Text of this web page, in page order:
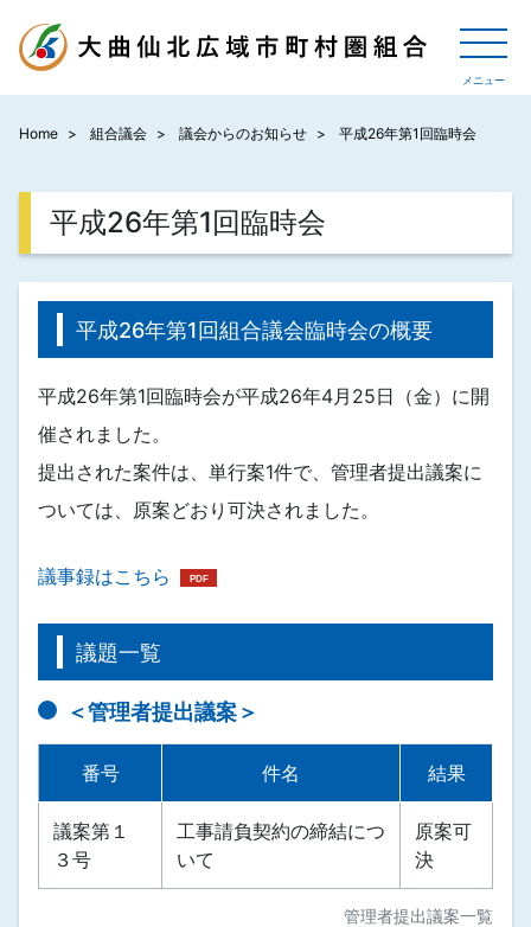
Home 組合議会 議会からのお知らせ 平成26年第1回臨時会
平成26年第1回臨時会
平成26年第1回組合議会臨時会の概要
平成26年第1回臨時会が平成26年4月25日（金）に開
催されました。
提出された案件は、単行案1件で、管理者提出議案に
ついては、原案どおり可決されました。
議事録はこちら
議題一覧
＜管理者提出議案＞
管理者提出議案一覧
番号 件名 結果
議案第１
３号
工事請負契約の締結につ
いて
原案可
決